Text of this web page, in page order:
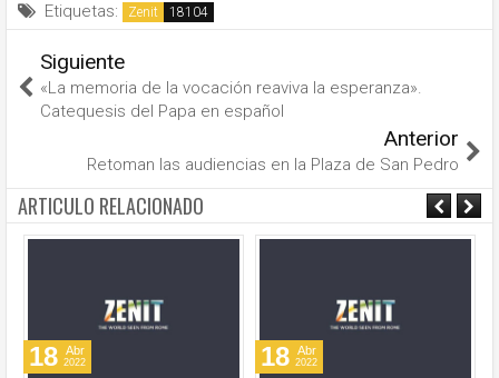
Etiquetas: Zenit
Siguiente
«La memoria de la vocación reaviva la esperanza».
Catequesis del Papa en español
Anterior
Retoman las audiencias en la Plaza de San Pedro
ARTICULO RELACIONADO
18 Abr
2022 18 Abr
2022